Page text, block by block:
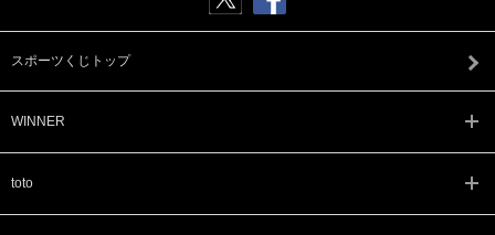
スポーツくじトップ
WINNER
toto